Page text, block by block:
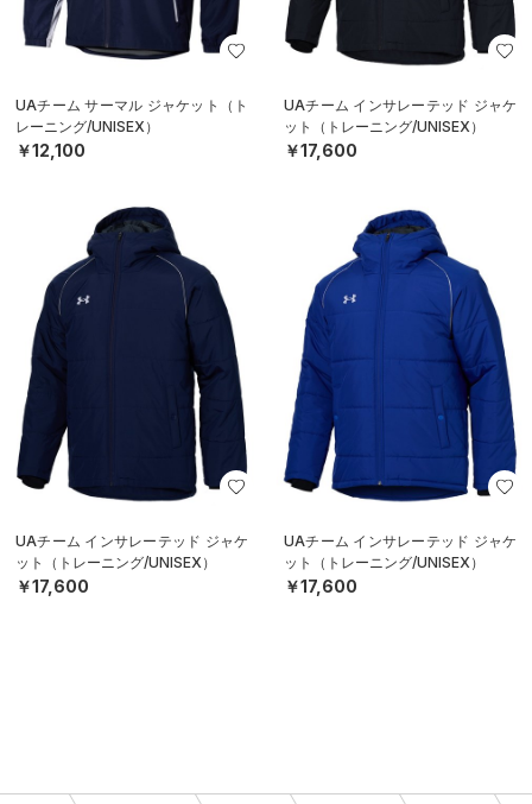
UAチーム サーマル ジャケット（ト
レーニング/UNISEX）
￥12,100
UAチーム インサレーテッド ジャケ
ット（トレーニング/UNISEX）
￥17,600
UAチーム インサレーテッド ジャケ
ット（トレーニング/UNISEX）
￥17,600
UAチーム インサレーテッド ジャケ
ット（トレーニング/UNISEX）
￥17,600